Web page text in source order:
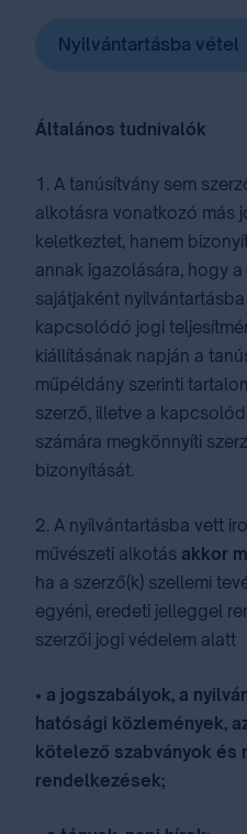
Nyilvántartásba vétel
Általános tudnivalók
1. A tanúsítvány sem
alkotásra vonatkozó más
keletkeztet, hanem
annak igazolására, hogy
sajátjaként
kapcsolódó jogi
kiállításának napján a
műpéldány szerinti
szerző, illetve a
számára megkönnyíti
bizonyítását.
2. A nyilvántartásba vett
művészeti alkotás akkor
ha a szerző(k) szellemi
egyéni, eredeti jelleggel
szerzői jogi védelem alatt
• a jogszabályok, a
hatósági közlemények,
kötelező szabványok és
rendelkezések;